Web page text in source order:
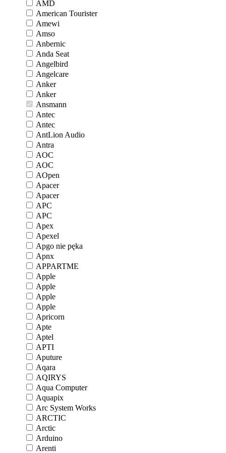
AMD
American Tourister
Amewi
Amso
Anbernic
Anda Seat
Angelbird
Angelcare
Anker
Anker
Ansmann
Antec
Antec
AntLion Audio
Antra
AOC
AOC
AOpen
Apacer
Apacer
APC
APC
Apex
Apexel
Apgo nie pęka
Apnx
APPARTME
Apple
Apple
Apple
Apple
Apricorn
Apte
Aptel
APTI
Aputure
Aqara
AQIRYS
Aqua Computer
Aquapix
Arc System Works
ARCTIC
Arctic
Arduino
Arenti